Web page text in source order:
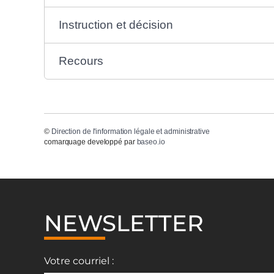
Instruction et décision
Recours
© Direction de l'information légale et administrative
comarquage developpé par baseo.io
NEWSLETTER
Votre courriel :